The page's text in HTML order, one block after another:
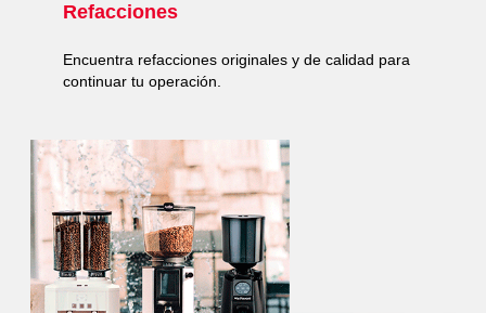
Refacciones
Encuentra refacciones originales y de calidad para
continuar tu operación.